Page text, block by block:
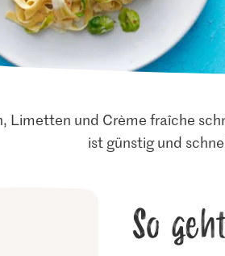
Limetten und Crème fraîche
ist günstig und
So